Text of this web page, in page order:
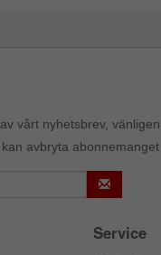
vårt nyhetsbrev,
avbryta
Service